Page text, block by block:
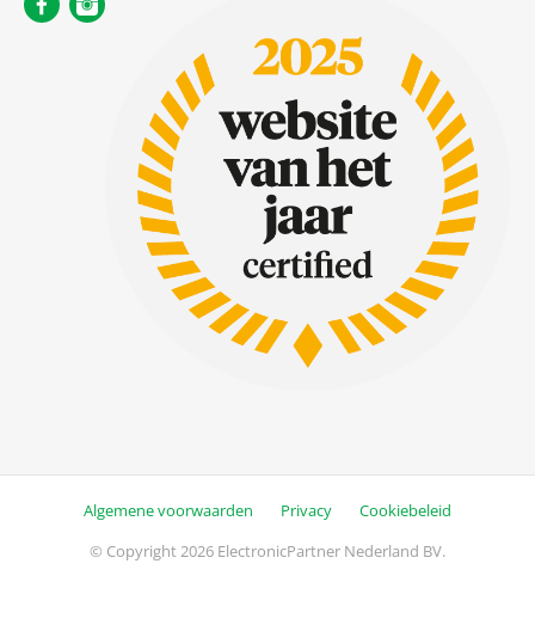
Algemene voorwaarden Privacy
Cookiebeleid
© Copyright 2026 ElectronicPartner Nederland BV.